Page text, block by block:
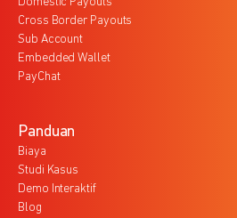
Cross Border Payouts
Sub Account
Embedded Wallet
PayChat
Panduan
Biaya
Studi Kasus
Demo Interaktif
Blog